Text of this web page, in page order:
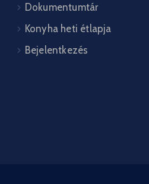
Dokumentumtár
Konyha heti étlapja
Bejelentkezés